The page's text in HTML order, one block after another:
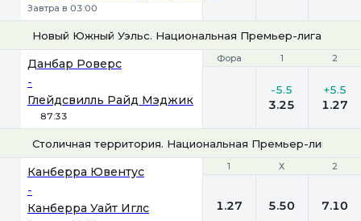
Завтра в 03:00
Новый Южный Уэльс. Национальная Премьер-лига-3
Фора 1 2
Данбар Роверс
-
Глейдсвилль Райд Мэджик
87:33
Фора 1 2
-5.5
3.25
+5.5
1.27
Столичная территория. Национальная Премьер-лига
1 Х 2
Канберра Ювентус
-
Канберра Уайт Иглс
1 Х 2
1.27 5.50 7.10